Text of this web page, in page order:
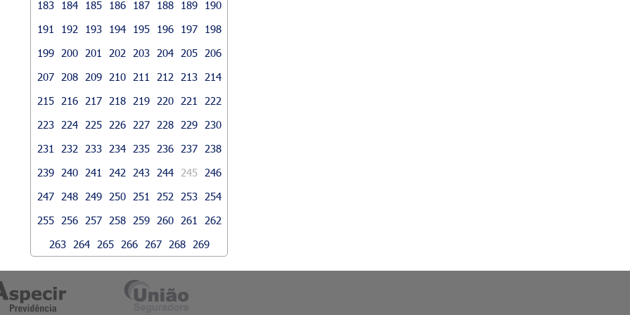
183
184 185 186 187 188 189
190
191
192 193 194 195 196 197
198
199
200 201 202 203 204 205
206
207
208 209 210 211 212 213
214
215
216 217 218 219 220 221
222
223
224 225 226 227 228 229
230
231
232 233 234 235 236 237
238
239
240 241 242 243 244 245
246
247
248 249 250 251 252 253
254
255
256 257 258 259 260 261
262
263
264 265 266 267 268 269